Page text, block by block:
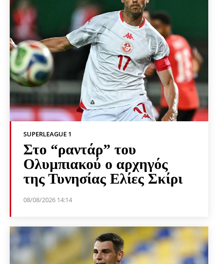
SUPERLEAGUE 1
Στο “ραντάρ” του
Ολυμπιακού ο αρχηγός
της Τυνησίας Ελίες Σκίρι
08/08/2026 14:14